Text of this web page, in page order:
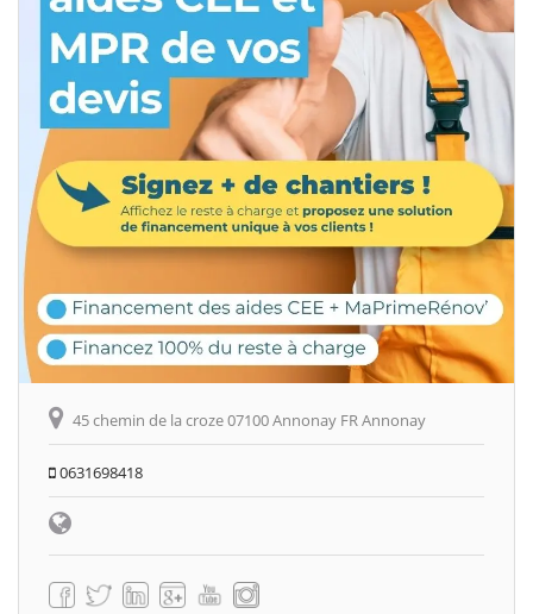
45 chemin de la croze 07100 Annonay FR Annonay
0631698418